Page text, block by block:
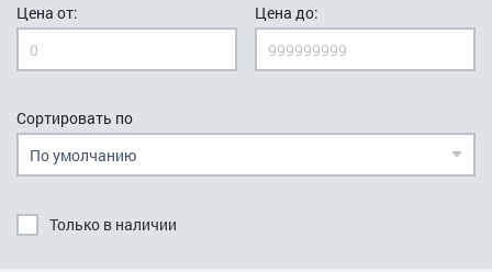
Цена от: Цена до:
Сортировать по
Только в наличии